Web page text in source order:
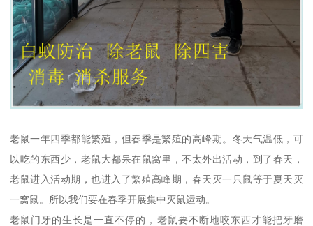
老鼠一年四季都能繁殖，但春季是繁殖的高峰期。冬天气温低，可
以吃的东西少，老鼠大都呆在鼠窝里，不太外出活动，到了春天，
老鼠进入活动期，也进入了繁殖高峰期，春天灭一只鼠等于夏天灭
一窝鼠。所以我们要在春季开展集中灭鼠运动。
老鼠门牙的生长是一直不停的，老鼠要不断地咬东西才能把牙磨